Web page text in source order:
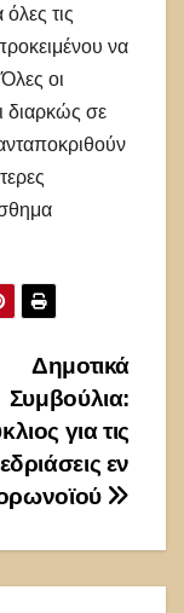
τις
να
οι
διαρκώς σε
Δημοτικά
Συμβούλια:
για τις
εν